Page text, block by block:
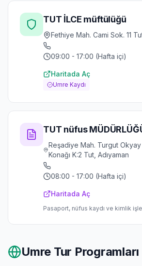
TUT İLCE müftülüğü
Fethiye Mah. Cami Sok. 11
09:00 - 17:00 (Hafta içi)
Haritada Aç
Umre Kaydı
TUT nüfus
Reşadiye Mah. Turgut
Konağı K:2 Tut, Adıyaman
08:00 - 17:00 (Hafta içi)
Haritada Aç
Pasaport, nüfus kaydı ve kimlik
Umre Tur Programları